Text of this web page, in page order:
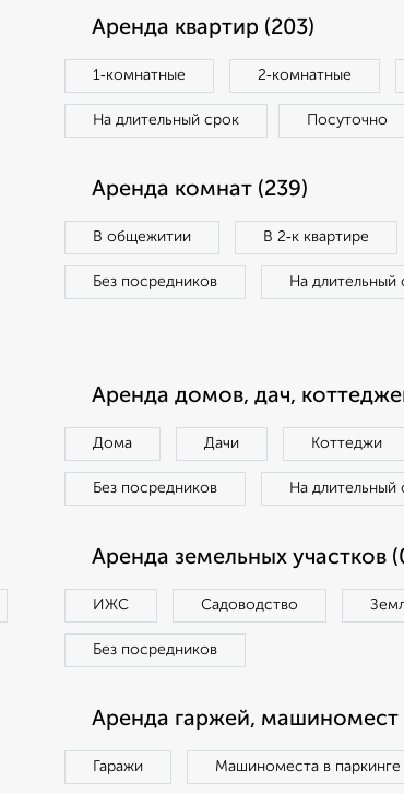
Аренда квартир (203)
1‑комнатные 2‑комнатные
На длительный срок Посуточно
Аренда комнат (239)
В общежитии В 2‑к квартире
Без посредников На длительный
Аренда домов, дач,
Дома Дачи Коттеджи
Без посредников На длительный
Аренда земельных участков
ИЖС Садоводство
Без посредников
Аренда гаржей, машиномест
Гаражи Машиноместа в паркинге